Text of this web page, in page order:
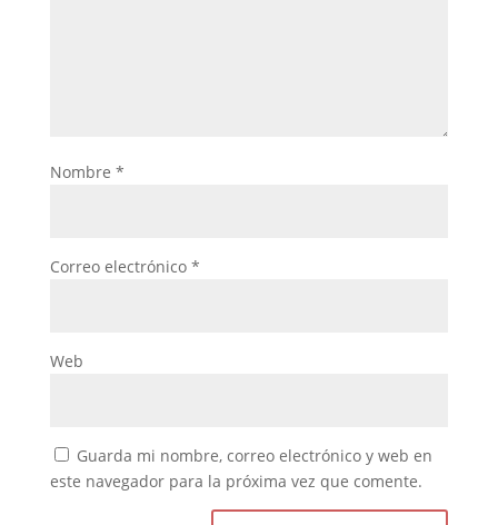
Nombre *
Correo electrónico *
Web
Guarda mi nombre, correo electrónico y web en
este navegador para la próxima vez que comente.